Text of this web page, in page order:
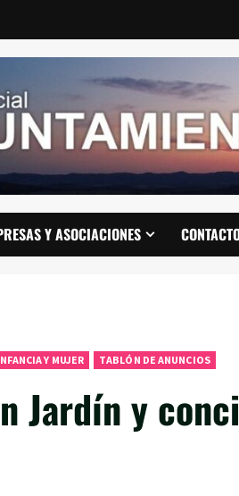
Y ASOCIACIONES
Y MUJER TABLÓN DE ANUNCIOS
Jardín y